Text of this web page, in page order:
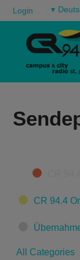
Login ▾
Categories
CR 94.4
All Categories